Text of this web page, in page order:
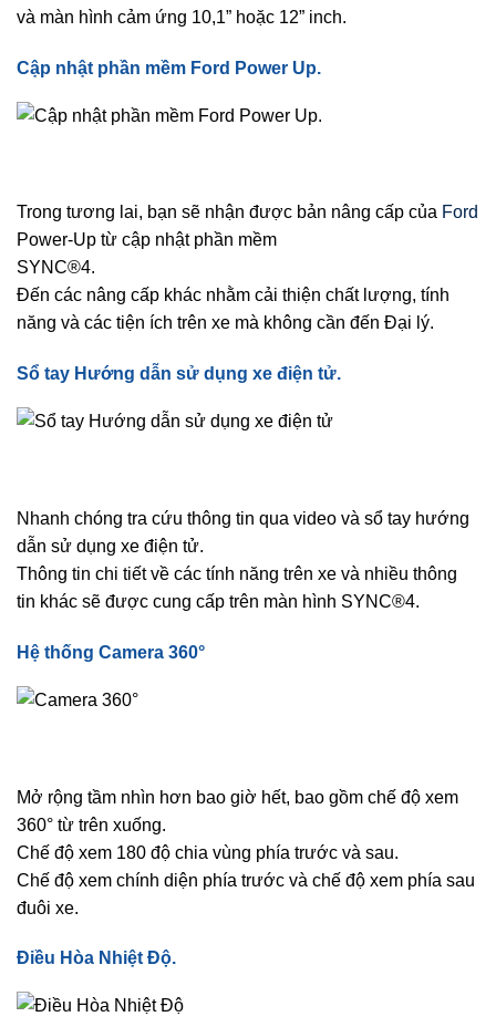
và màn hình cảm ứng 10,1” hoặc 12” inch.
Cập nhật phần mềm Ford Power Up.
Trong tương lai, bạn sẽ nhận được bản nâng cấp của Ford
Power-Up từ cập nhật phần mềm
SYNC®4.
Đến các nâng cấp khác nhằm cải thiện chất lượng, tính
năng và các tiện ích trên xe mà không cần đến Đại lý.
Sổ tay Hướng dẫn sử dụng xe điện tử.
Nhanh chóng tra cứu thông tin qua video và sổ tay hướng
dẫn sử dụng xe điện tử.
Thông tin chi tiết về các tính năng trên xe và nhiều thông
tin khác sẽ được cung cấp trên màn hình SYNC®4.
Hệ thống Camera 360°
Mở rộng tầm nhìn hơn bao giờ hết, bao gồm chế độ xem
360° từ trên xuống.
Chế độ xem 180 độ chia vùng phía trước và sau.
Chế độ xem chính diện phía trước và chế độ xem phía sau
đuôi xe.
Điều Hòa Nhiệt Độ.